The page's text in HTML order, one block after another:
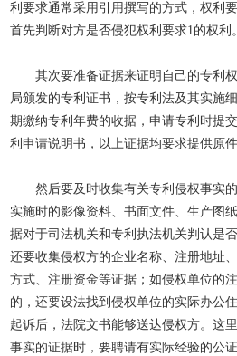
利要求通常采用引用撰写的方式，权利
首先判断对方是否侵犯权利要求1的权利。
其次要准备证据来证明自己的专利权
局颁发的专利证书，按专利法及其实施
期缴纳专利年费的收据，申请专利时提
利申请说明书，以上证据均要求提供原件
然后要及时收集有关专利侵权事实的
实施时的影像资料、书面文件、生产图
据对于司法机关和专利执法机关判认是
还要收集侵权方的企业名称、注册地址
方式、注册资金等证据；如侵权单位的
的，还要设法找到侵权单位的实际办公
起诉后，法院文书能够送达侵权方。这
事实的证据时，要聘请有实际经验的公